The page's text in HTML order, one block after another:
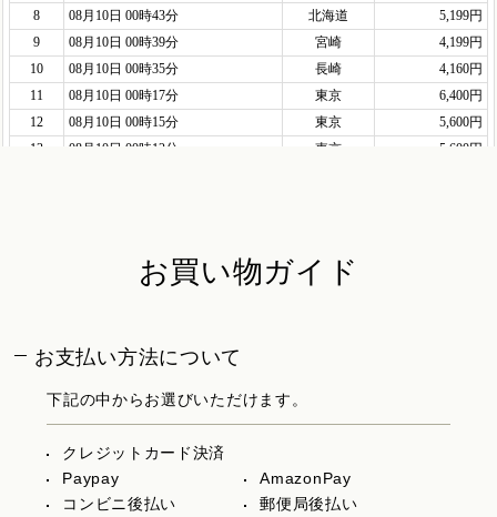
お買い物ガイド
お支払い方法について
下記の中からお選びいただけます。
クレジットカード決済
Paypay
AmazonPay
コンビニ後払い
郵便局後払い